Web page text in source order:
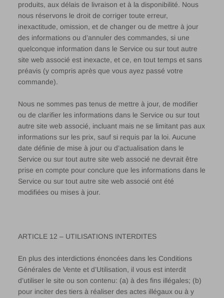
produits, aux délais de livraison et à la disponibilité. Nous
nous réservons le droit de corriger toute erreur,
inexactitude, omission, et de changer ou de mettre à jour
des informations ou d’annuler des commandes, si une
quelconque information dans le Service ou sur tout autre
site web associé est inexacte, et ce, en tout temps et sans
préavis (y compris après que vous ayez passé votre
commande).
Nous ne sommes pas tenus de mettre à jour, de modifier
ou de clarifier les informations dans le Service ou sur tout
autre site web associé, incluant mais ne se limitant pas aux
informations sur les prix, sauf si requis par la loi. Aucune
date définie de mise à jour ou d’actualisation dans le
Service ou sur tout autre site web associé ne devrait être
prise en compte pour conclure que les informations dans le
Service ou sur tout autre site web associé ont été
modifiées ou mises à jour.
ARTICLE 12 – UTILISATIONS INTERDITES
En plus des interdictions énoncées dans les Conditions
Générales de Vente et d’Utilisation, il vous est interdit
d’utiliser le site ou son contenu: (a) à des fins illégales; (b)
pour inciter des tiers à réaliser des actes illégaux ou à y